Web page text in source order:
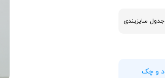
جدول سایزبندی